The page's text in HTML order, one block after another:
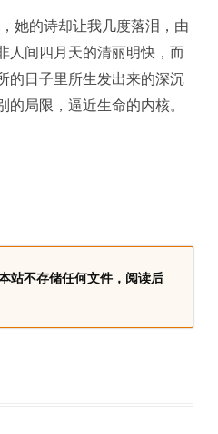
的诗却让我几度落泪，由
人间四月天的清丽明快，而
的日子里所生发出来的深沉
局限，逼近生命的内核。
站不存储任何文件，阅读后